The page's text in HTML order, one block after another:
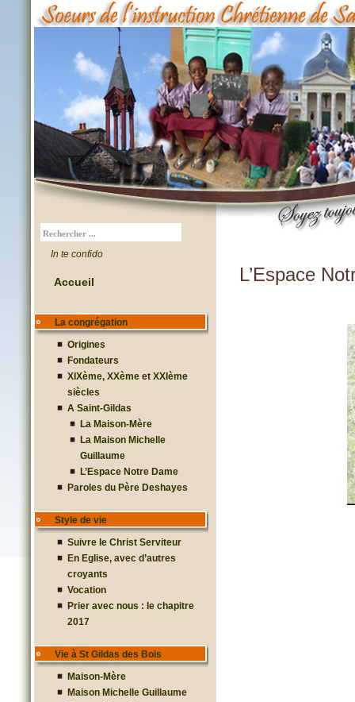
In te confido
Accueil
La congrégation
Origines
Fondateurs
XIXème, XXème et XXIème
siècles
A Saint-Gildas
La Maison-Mère
La Maison Michelle
Guillaume
L’Espace Notre Dame
Paroles du Père Deshayes
Style de vie
Suivre le Christ Serviteur
En Eglise, avec d’autres
croyants
Vocation
Prier avec nous : le chapitre
2017
Vie à St Gildas des Bois
Maison-Mère
Maison Michelle Guillaume
L’Espace